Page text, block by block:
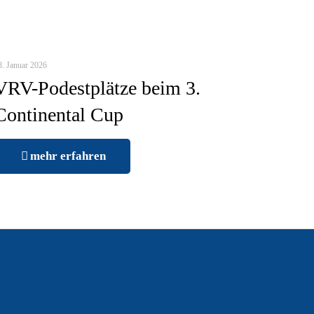
Januar 2026
Podestplätze beim 3.
Cup
mehr erfahren